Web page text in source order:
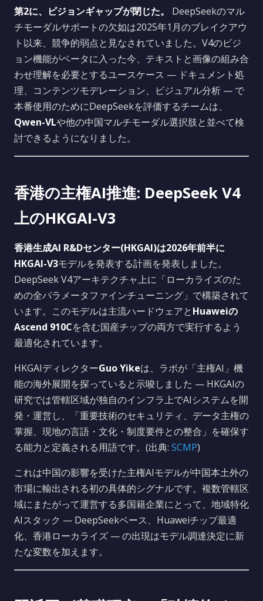
第2に、ビジョンギャップが閉じた。
DeepSeekのマル
チモーダルサポートの欠如は2025年1月のブレイクアウ
ト以来、競争的弱点と見なされていました。V4のビジ
ョン機能がベータに入った今、テキストと画像の組み合
わせ理解を必要とするユースケース — ドキュメント処
理、コンテンツモデレーション、ビジュアル分析 — で
本番使用のためにDeepSeekを評価するチームは、
Qwen-VLや他の中国マルチモーダル選択肢と並べて検
討できるようになりました。
香港の主権AI推進: DeepSeek V4
上のHKGAI-V3
香港生成AI R&Dセンター(HKGAI)は2026年前半に
HKGAI-V3モデルを発表する計画を発表しました。
DeepSeek V4アーキテクチャ上に「ローカライズのた
めの全パラメータファインチューニング」で構築されて
います。このモデルは主流ハードウェアとHuaweiの
Ascend 910Cを含む国産チップの両方で実行するよう
最適化されています。
HKGAIディレクターGuo Yikeは、ラボが「主権AI」機
能の海外展開を探っていると示唆しました — HKGAIの
研究では管轄区域が独自のインフラ上でAIシステムを開
発・運営し、「重要技術のセキュリティ、データ主権の
掌握、現地の言語・文化・制度要件との整合」を確保す
る能力と定義される用語です。(出典: SCMP)
これは中国の影響を受けた主権AIモデルが中国本土外の
市場に輸出される初の具体的シグナルです。複数管轄区
域にまたがって運営する多国籍企業にとって、地域特化
AIスタック — DeepSeekベース、Huaweiチップ最適
化、香港ローカライズ — の出現はモデル調達決定に新
たな変数を加えます。